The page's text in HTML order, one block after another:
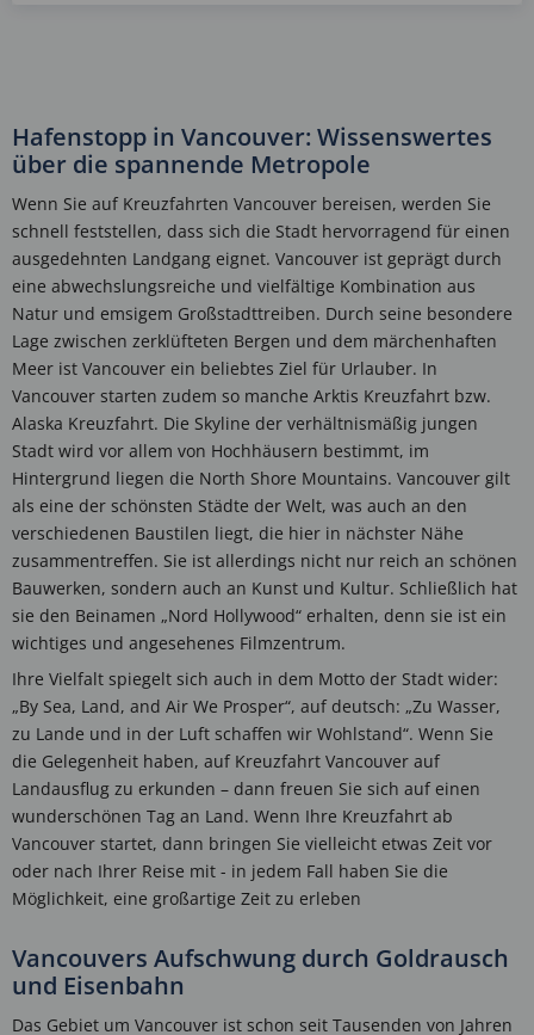
Hafenstopp in Vancouver: Wissenswertes
über die spannende Metropole
Wenn Sie auf Kreuzfahrten Vancouver bereisen, werden Sie
schnell feststellen, dass sich die Stadt hervorragend für einen
ausgedehnten Landgang eignet. Vancouver ist geprägt durch
eine abwechslungsreiche und vielfältige Kombination aus
Natur und emsigem Großstadttreiben. Durch seine besondere
Lage zwischen zerklüfteten Bergen und dem märchenhaften
Meer ist Vancouver ein beliebtes Ziel für Urlauber. In
Vancouver starten zudem so manche Arktis Kreuzfahrt bzw.
Alaska Kreuzfahrt. Die Skyline der verhältnismäßig jungen
Stadt wird vor allem von Hochhäusern bestimmt, im
Hintergrund liegen die North Shore Mountains. Vancouver gilt
als eine der schönsten Städte der Welt, was auch an den
verschiedenen Baustilen liegt, die hier in nächster Nähe
zusammentreffen. Sie ist allerdings nicht nur reich an schönen
Bauwerken, sondern auch an Kunst und Kultur. Schließlich hat
sie den Beinamen „Nord Hollywood“ erhalten, denn sie ist ein
wichtiges und angesehenes Filmzentrum.
Ihre Vielfalt spiegelt sich auch in dem Motto der Stadt wider:
„By Sea, Land, and Air We Prosper“, auf deutsch: „Zu Wasser,
zu Lande und in der Luft schaffen wir Wohlstand“. Wenn Sie
die Gelegenheit haben, auf Kreuzfahrt Vancouver auf
Landausflug zu erkunden – dann freuen Sie sich auf einen
wunderschönen Tag an Land. Wenn Ihre Kreuzfahrt ab
Vancouver startet, dann bringen Sie vielleicht etwas Zeit vor
oder nach Ihrer Reise mit - in jedem Fall haben Sie die
Möglichkeit, eine großartige Zeit zu erleben
Vancouvers Aufschwung durch Goldrausch
und Eisenbahn
Das Gebiet um Vancouver ist schon seit Tausenden von Jahren